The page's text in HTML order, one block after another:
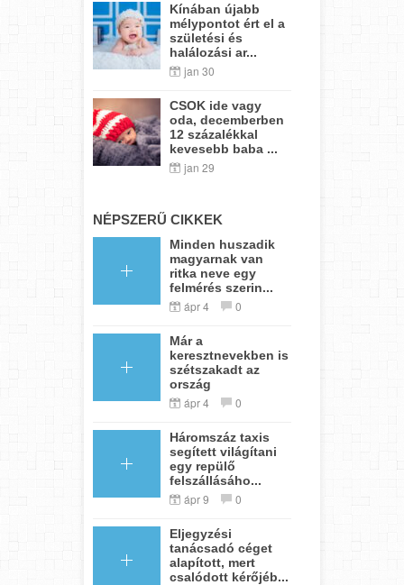
Kínában újabb
mélypontot ért el a
születési és
halálozási ar...
jan 30
CSOK ide vagy
oda, decemberben
12 százalékkal
kevesebb baba ...
jan 29
NÉPSZERŰ CIKKEK
Minden huszadik
magyarnak van
ritka neve egy
felmérés szerin...
ápr 4 0
Már a
keresztnevekben is
szétszakadt az
ország
ápr 4 0
Háromszáz taxis
segített világítani
egy repülő
felszállásáho...
ápr 9 0
Eljegyzési
tanácsadó céget
alapított, mert
csalódott kérőjéb...